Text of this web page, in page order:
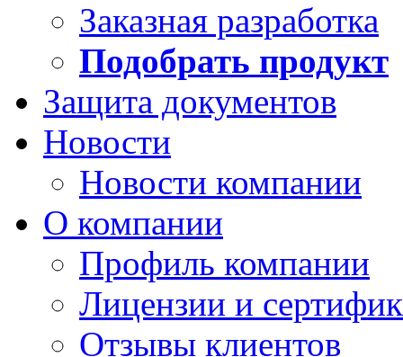
Заказная разработка
Подобрать продукт
Защита документов
Новости
Новости компании
О компании
Профиль компании
Лицензии и
Отзывы клиентов